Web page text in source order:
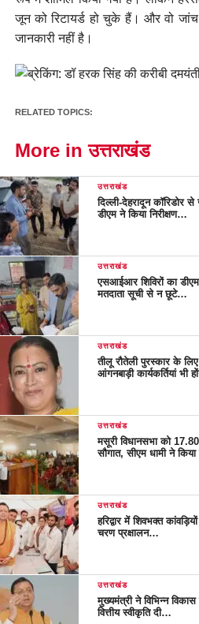
जून को रिटायर्ड हो चुके हैं। और वो
जानकारी नहीं है।
RELATED TOPICS:
More in उत्तराखंड
उत्तराखंड
दिल्ली-देहरादून कॉरिडोर
डीएम ने किया निरीक्षण…
उत्तराखंड
एसआईआर शिविरों का
मतदाता सूची से न छूटे…
उत्तराखंड
तीलू रौतेली पुरस्कार के
आंगनबाड़ी कार्यकर्तियां भी
उत्तराखंड
मसूरी विधानसभा को
सौगात, सीएम धामी ने किया
उत्तराखंड
हरिद्वार में शिवभक्त
चरण प्रक्षालन…
उत्तराखंड
मुख्यमंत्री ने विभिन्न
वित्तीय स्वीकृति दी…